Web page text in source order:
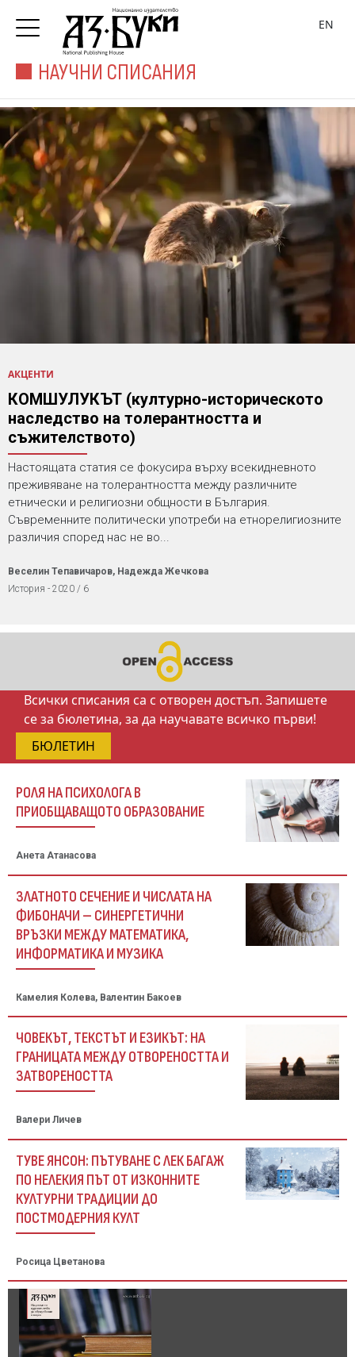
НАУЧНИ СПИСАНИЯ
EN
АКЦЕНТИ
КОМШУЛУКЪТ (културно-историческото
наследство на толерантността и
съжителството)
Настоящата статия се фокусира върху всекидневното
преживяване на толерантността между различните
етнически и религиозни общности в България.
Съвременните политически употреби на етнорелигиозните
различия според нас не во...
Веселин Тепавичаров, Надежда Жечкова
История - 2020 / 6
Всички списания са с отворен достъп. Запишете
се за бюлетина, за да научавате всичко първи!
БЮЛЕТИН
РОЛЯ НА ПСИХОЛОГА В
ПРИОБЩАВАЩОТО ОБРАЗОВАНИЕ
Анета Атанасова
ЗЛАТНОТО СЕЧЕНИЕ И ЧИСЛАТА НА
ФИБОНАЧИ – СИНЕРГЕТИЧНИ
ВРЪЗКИ МЕЖДУ МАТЕМАТИКА,
ИНФОРМАТИКА И МУЗИКА
Камелия Колева, Валентин Бакоев
ЧОВЕКЪТ, ТЕКСТЪТ И ЕЗИКЪТ: НА
ГРАНИЦАТА МЕЖДУ ОТВОРЕНОСТТА И
ЗАТВОРЕНОСТТА
Валери Личев
ТУВЕ ЯНСОН: ПЪТУВАНЕ С ЛЕК БАГАЖ
ПО НЕЛЕКИЯ ПЪТ ОТ ИЗКОННИТЕ
КУЛТУРНИ ТРАДИЦИИ ДО
ПОСТМОДЕРНИЯ КУЛТ
Росица Цветанова